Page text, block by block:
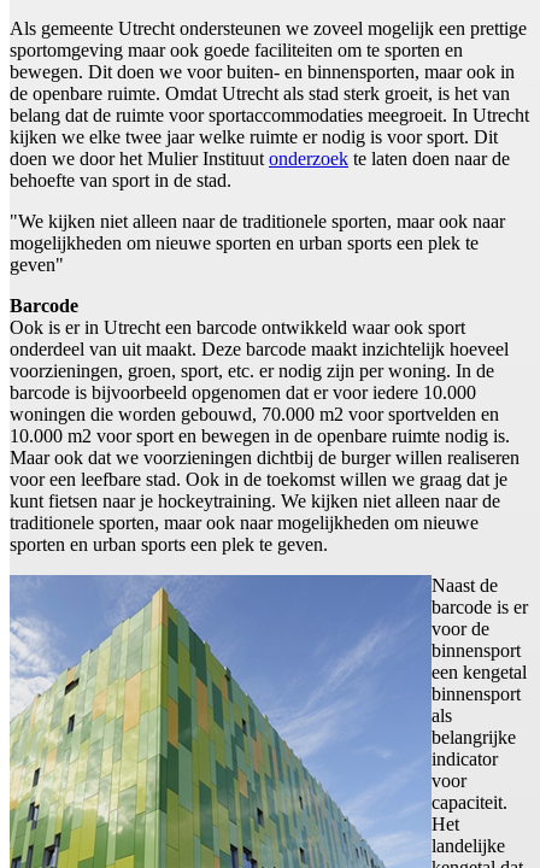
Als gemeente Utrecht ondersteunen we zoveel mogelijk een prettige
sportomgeving maar ook goede faciliteiten om te sporten en
bewegen. Dit doen we voor buiten- en binnensporten, maar ook in
de openbare ruimte. Omdat Utrecht als stad sterk groeit, is het van
belang dat de ruimte voor sportaccommodaties meegroeit. In Utrecht
kijken we elke twee jaar welke ruimte er nodig is voor sport. Dit
doen we door het Mulier Instituut onderzoek te laten doen naar de
behoefte van sport in de stad.
"We kijken niet alleen naar de traditionele sporten, maar ook naar
mogelijkheden om nieuwe sporten en urban sports een plek te
geven"
Barcode
Ook is er in Utrecht een barcode ontwikkeld waar ook sport
onderdeel van uit maakt. Deze barcode maakt inzichtelijk hoeveel
voorzieningen, groen, sport, etc. er nodig zijn per woning. In de
barcode is bijvoorbeeld opgenomen dat er voor iedere 10.000
woningen die worden gebouwd, 70.000 m2 voor sportvelden en
10.000 m2 voor sport en bewegen in de openbare ruimte nodig is.
Maar ook dat we voorzieningen dichtbij de burger willen realiseren
voor een leefbare stad. Ook in de toekomst willen we graag dat je
kunt fietsen naar je hockeytraining. We kijken niet alleen naar de
traditionele sporten, maar ook naar mogelijkheden om nieuwe
sporten en urban sports een plek te geven.
Naast de
barcode is er
voor de
binnensport
een kengetal
binnensport
als
belangrijke
indicator
voor
capaciteit.
Het
landelijke